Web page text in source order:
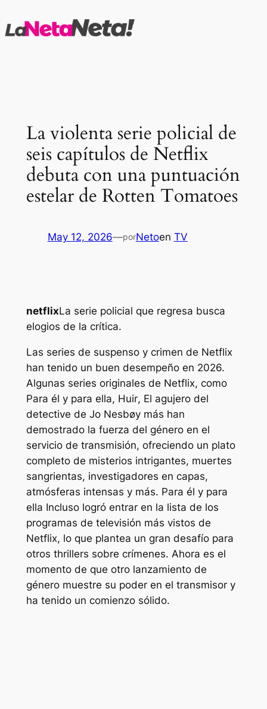
al
La violenta serie policial de
seis capítulos de Netflix
debuta con una puntuación
estelar de Rotten Tomatoes
May 12, 2026—porNetoen TV
netflixLa serie policial que regresa busca
elogios de la crítica.
Las series de suspenso y crimen de Netflix
han tenido un buen desempeño en 2026.
Algunas series originales de Netflix, como
Para él y para ella, Huir, El agujero del
detective de Jo Nesbøy más han
demostrado la fuerza del género en el
servicio de transmisión, ofreciendo un plato
completo de misterios intrigantes, muertes
sangrientas, investigadores en capas,
atmósferas intensas y más. Para él y para
ella Incluso logró entrar en la lista de los
programas de televisión más vistos de
Netflix, lo que plantea un gran desafío para
otros thrillers sobre crímenes. Ahora es el
momento de que otro lanzamiento de
género muestre su poder en el transmisor y
ha tenido un comienzo sólido.